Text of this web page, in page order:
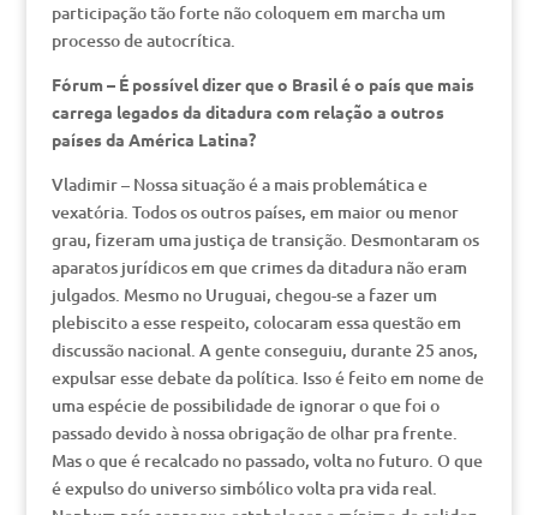
participação tão forte não coloquem em marcha um
processo de autocrítica.
Fórum – É possível dizer que o Brasil é o país que mais
carrega legados da ditadura com relação a outros
países da América Latina?
Vladimir – Nossa situação é a mais problemática e
vexatória. Todos os outros países, em maior ou menor
grau, fizeram uma justiça de transição. Desmontaram os
aparatos jurídicos em que crimes da ditadura não eram
julgados. Mesmo no Uruguai, chegou-se a fazer um
plebiscito a esse respeito, colocaram essa questão em
discussão nacional. A gente conseguiu, durante 25 anos,
expulsar esse debate da política. Isso é feito em nome de
uma espécie de possibilidade de ignorar o que foi o
passado devido à nossa obrigação de olhar pra frente.
Mas o que é recalcado no passado, volta no futuro. O que
é expulso do universo simbólico volta pra vida real.